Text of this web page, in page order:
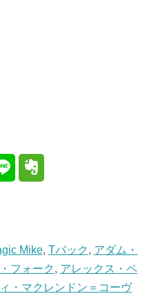
Mike, Tバック , アダム・
フォーク , アレックス・ペ
・マクレンドン＝コーヴ